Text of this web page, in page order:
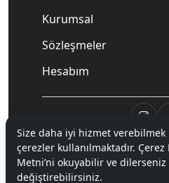
Kurumsal
Sözleşmeler
Hesabım
© 2020Mnpc. Tüm
Size daha iyi hizmet
çerezler kullanılmaktadır. Çerez
Metni’ni okuyabilir ve
değiştirebilirsiniz.